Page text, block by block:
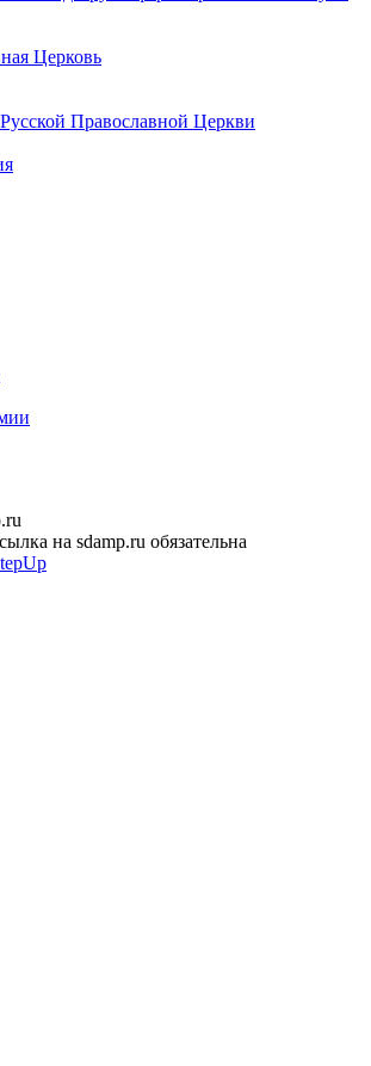
Церковь
Православной Церкви
на sdamp.ru обязательна